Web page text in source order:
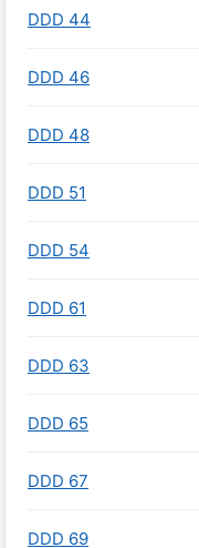
DDD 44
DDD 46
DDD 48
DDD 51
DDD 54
DDD 61
DDD 63
DDD 65
DDD 67
DDD 69